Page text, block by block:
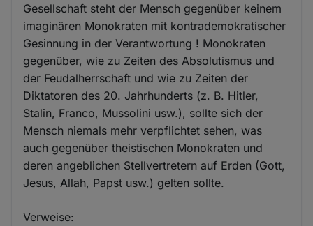
Gesellschaft steht der Mensch gegenüber keinem
imaginären Monokraten mit kontrademokratischer
Gesinnung in der Verantwortung ! Monokraten
gegenüber, wie zu Zeiten des Absolutismus und
der Feudalherrschaft und wie zu Zeiten der
Diktatoren des 20. Jahrhunderts (z. B. Hitler,
Stalin, Franco, Mussolini usw.), sollte sich der
Mensch niemals mehr verpflichtet sehen, was
auch gegenüber theistischen Monokraten und
deren angeblichen Stellvertretern auf Erden (Gott,
Jesus, Allah, Papst usw.) gelten sollte.
Verweise: